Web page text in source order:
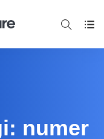
numer